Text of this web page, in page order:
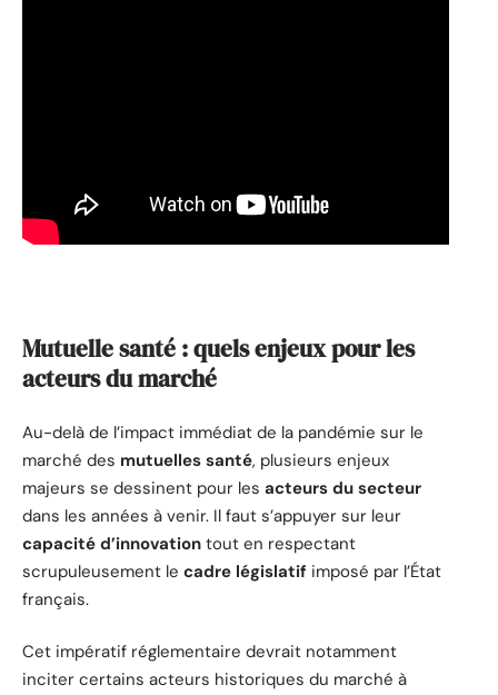
Mutuelle santé : quels enjeux pour les
acteurs du marché
Au-delà de l’impact immédiat de la pandémie sur le
marché des mutuelles santé, plusieurs enjeux
majeurs se dessinent pour les acteurs du secteur
dans les années à venir. Il faut s’appuyer sur leur
capacité d’innovation tout en respectant
scrupuleusement le cadre législatif imposé par l’État
français.
Cet impératif réglementaire devrait notamment
inciter certains acteurs historiques du marché à